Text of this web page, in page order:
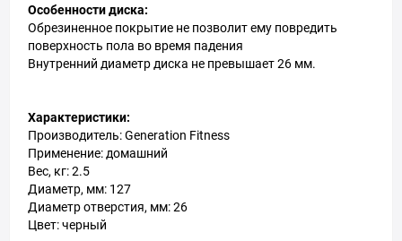
Особенности диска:
Обрезиненное покрытие не позволит ему повредить
поверхность пола во время падения
Внутренний диаметр диска не превышает 26 мм.
Характеристики:
Производитель: Generation Fitness
Применение: домашний
Вес, кг: 2.5
Диаметр, мм: 127
Диаметр отверстия, мм: 26
Цвет: черный